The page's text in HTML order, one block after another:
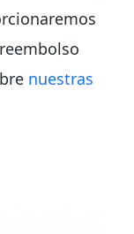
nuestras